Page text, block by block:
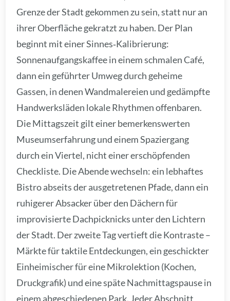
Grenze der Stadt gekommen zu sein, statt nur an
ihrer Oberfläche gekratzt zu haben. Der Plan
beginnt mit einer Sinnes‑Kalibrierung:
Sonnenaufgangskaffee in einem schmalen Café,
dann ein geführter Umweg durch geheime
Gassen, in denen Wandmalereien und gedämpfte
Handwerksläden lokale Rhythmen offenbaren.
Die Mittagszeit gilt einer bemerkenswerten
Museumserfahrung und einem Spaziergang
durch ein Viertel, nicht einer erschöpfenden
Checkliste. Die Abende wechseln: ein lebhaftes
Bistro abseits der ausgetretenen Pfade, dann ein
ruhigerer Absacker über den Dächern für
improvisierte Dachpicknicks unter den Lichtern
der Stadt. Der zweite Tag vertieft die Kontraste –
Märkte für taktile Entdeckungen, ein geschickter
Einheimischer für eine Mikrolektion (Kochen,
Druckgrafik) und eine späte Nachmittagspause in
einem abgeschiedenen Park. Jeder Abschnitt